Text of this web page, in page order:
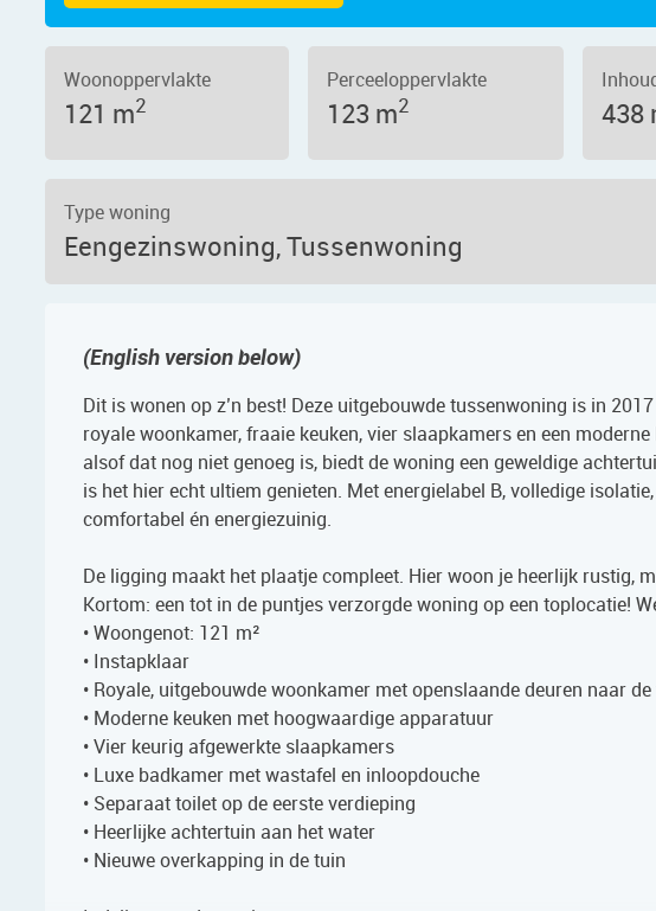
Woonoppervlakte
121 m2
Perceeloppervlakte
123 m2 438
Type woning
Eengezinswoning, Tussenwoning
(English version below)
Dit is wonen op z’n best! Deze uitgebouwde tussenwoning is in
royale woonkamer, fraaie keuken, vier slaapkamers en een
alsof dat nog niet genoeg is, biedt de woning een geweldige
is het hier echt ultiem genieten. Met energielabel B, volledige
comfortabel én energiezuinig.
De ligging maakt het plaatje compleet. Hier woon je heerlijk rustig,
Kortom: een tot in de puntjes verzorgde woning op een toplocatie!
• Woongenot: 121 m²
• Instapklaar
• Royale, uitgebouwde woonkamer met openslaande deuren naar
• Moderne keuken met hoogwaardige apparatuur
• Vier keurig afgewerkte slaapkamers
• Luxe badkamer met wastafel en inloopdouche
• Separaat toilet op de eerste verdieping
• Heerlijke achtertuin aan het water
• Nieuwe overkapping in de tuin